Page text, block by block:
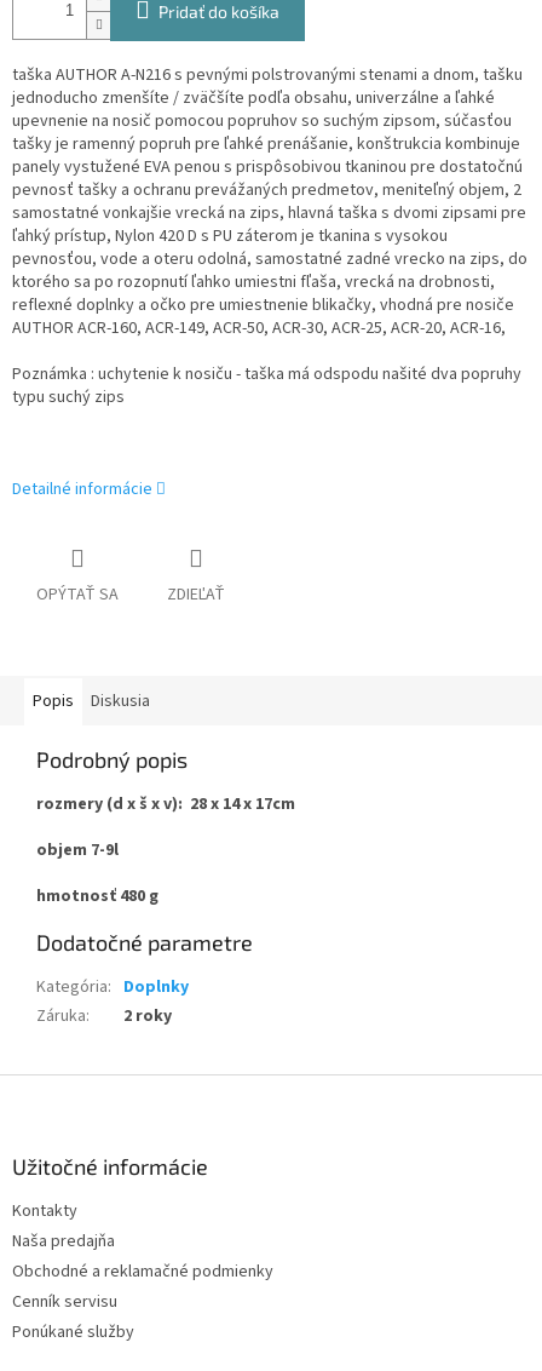
Pridať do košíka
taška AUTHOR A-N216 s pevnými polstrovanými stenami a dnom, tašku
jednoducho zmenšíte / zväčšíte podľa obsahu, univerzálne a ľahké
upevnenie na nosič pomocou popruhov so suchým zipsom, súčasťou
tašky je ramenný popruh pre ľahké prenášanie, konštrukcia kombinuje
panely vystužené EVA penou s prispôsobivou tkaninou pre dostatočnú
pevnosť tašky a ochranu prevážaných predmetov, meniteľný objem, 2
samostatné vonkajšie vrecká na zips, hlavná taška s dvomi zipsami pre
ľahký prístup, Nylon 420 D s PU záterom je tkanina s vysokou
pevnosťou, vode a oteru odolná, samostatné zadné vrecko na zips, do
ktorého sa po rozopnutí ľahko umiestni fľaša, vrecká na drobnosti,
reflexné doplnky a očko pre umiestnenie blikačky, vhodná pre nosiče
AUTHOR ACR-160, ACR-149, ACR-50, ACR-30, ACR-25, ACR-20, ACR-16,
Poznámka : uchytenie k nosiču - taška má odspodu našité dva popruhy
typu suchý zips
Detailné informácie
OPÝTAŤ SA ZDIEĽAŤ
Popis Diskusia
Podrobný popis
rozmery (d x š x v): 28 x 14 x 17cm
objem 7-9l
hmotnosť 480 g
Dodatočné parametre
Kategória: Doplnky
Záruka: 2 roky
Užitočné informácie
Kontakty
Naša predajňa
Obchodné a reklamačné podmienky
Cenník servisu
Ponúkané služby